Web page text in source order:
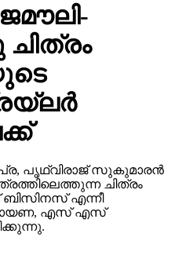
പൃഥ്വിരാജ് സുകുമാരൻ
ചിത്രം
എന്നീ
എസ് എസ്